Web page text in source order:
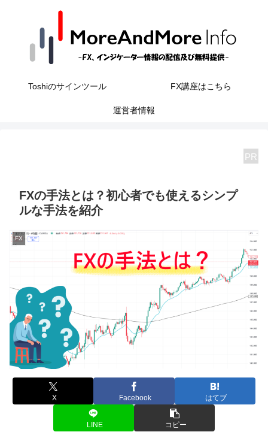
Toshiのサインツール FX講座はこちら
運営者情報
PR
FXの手法とは？初心者でも使えるシンプ
ルな手法を紹介
FX
X Facebook はてブ
LINE コピー